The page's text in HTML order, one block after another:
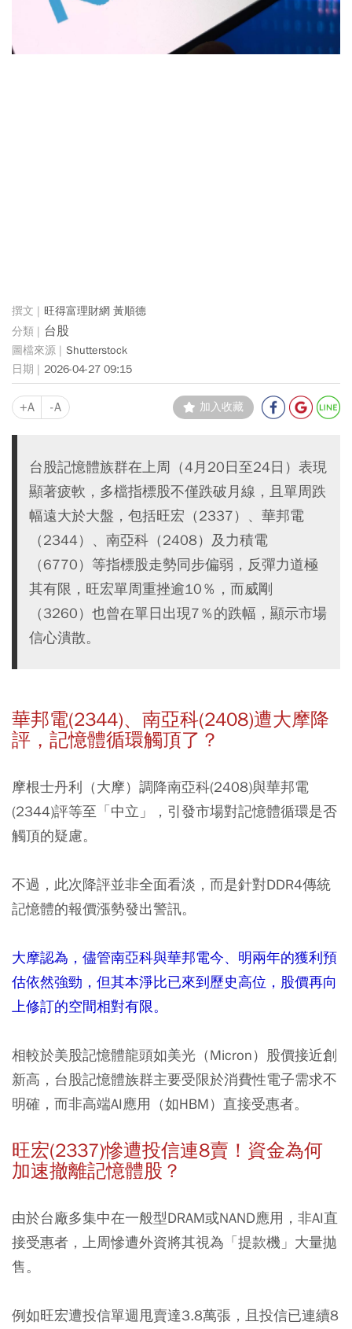
旺得富理財網 黃順德
台股
Shutterstock
2026-04-27 09:15
+A -A 加入收藏
台股記憶體族群在上周（4月20日至24日）表現
顯著疲軟，多檔指標股不僅跌破月線，且單周跌
幅遠大於大盤，包括旺宏（2337）、華邦電
（2344）、南亞科（2408）及力積電
（6770）等指標股走勢同步偏弱，反彈力道極
其有限，旺宏單周重挫逾10％，而威剛
（3260）也曾在單日出現7％的跌幅，顯示市場
信心潰散。
華邦電(2344)、南亞科(2408)遭大摩降
評，記憶體循環觸頂了？
摩根士丹利（大摩）調降南亞科(2408)與華邦電
(2344)評等至「中立」，引發市場對記憶體循環是否
觸頂的疑慮。
不過，此次降評並非全面看淡，而是針對DDR4傳統
記憶體的報價漲勢發出警訊。
大摩認為，儘管南亞科與華邦電今、明兩年的獲利預
估依然強勁，但其本淨比已來到歷史高位，股價再向
上修訂的空間相對有限。
相較於美股記憶體龍頭如美光（Micron）股價接近創
新高，台股記憶體族群主要受限於消費性電子需求不
明確，而非高端AI應用（如HBM）直接受惠者。
旺宏(2337)慘遭投信連8賣！資金為何
加速撤離記憶體股？
由於台廠多集中在一般型DRAM或NAND應用，非AI直
接受惠者，上周慘遭外資將其視為「提款機」大量拋
售。
例如旺宏遭投信單週甩賣達3.8萬張，且投信已連續8